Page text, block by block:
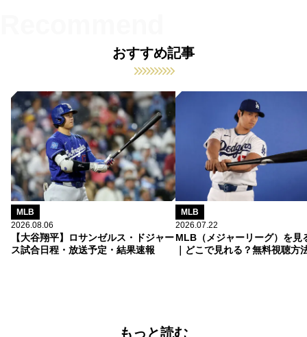
おすすめ記事
MLB
2026.08.06
【大谷翔平】ロサンゼルス・ドジャー
ス試合日程・放送予定・結果速報
MLB
2026.07.22
MLB（メジャーリーグ）を見
｜どこで見れる？無料視聴方
もっと読む